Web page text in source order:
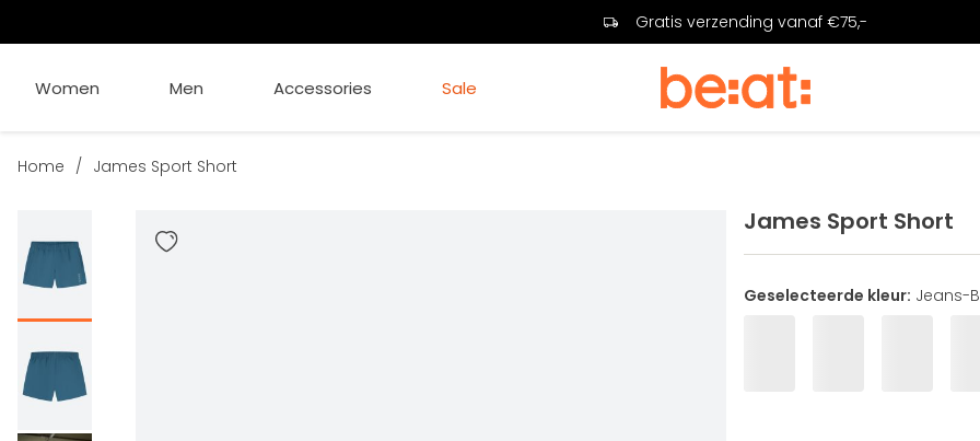
Gratis verzending vanaf €75,-
Women Men Accessories Sale
Home / James Sport Short
James Sport Short
Geselecteerde kleur: Jeans-